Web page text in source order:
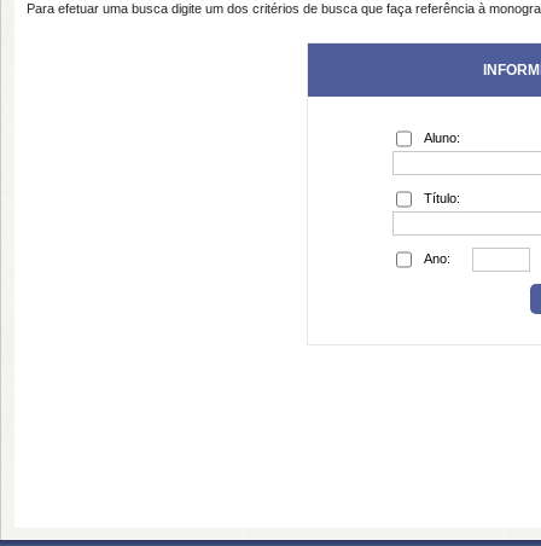
Para efetuar uma busca digite um dos critérios de busca que faça referência à
Aluno:
Título:
Ano: